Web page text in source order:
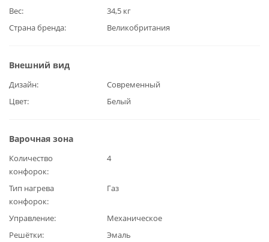
Вес
34,5 кг
Страна бренда
Великобритания
Внешний вид
Дизайн
Современный
Цвет
Белый
Варочная зона
Количество
конфорок
4
Тип нагрева
конфорок
Газ
Управление
Механическое
Решётки
Эмаль